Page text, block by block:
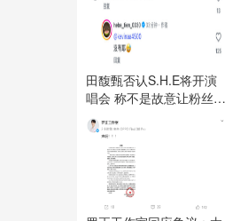
田馥甄否认S.H.E将开演
唱会 称不是故意让粉丝失
望